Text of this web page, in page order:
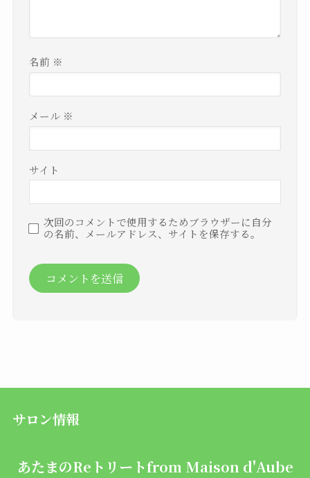
名前 ※
メール ※
サイト
次回のコメントで使用するためブラウザーに自分
の名前、メールアドレス、サイトを保存する。
サロン情報
あたまのReトリートfrom Maison d'Aube